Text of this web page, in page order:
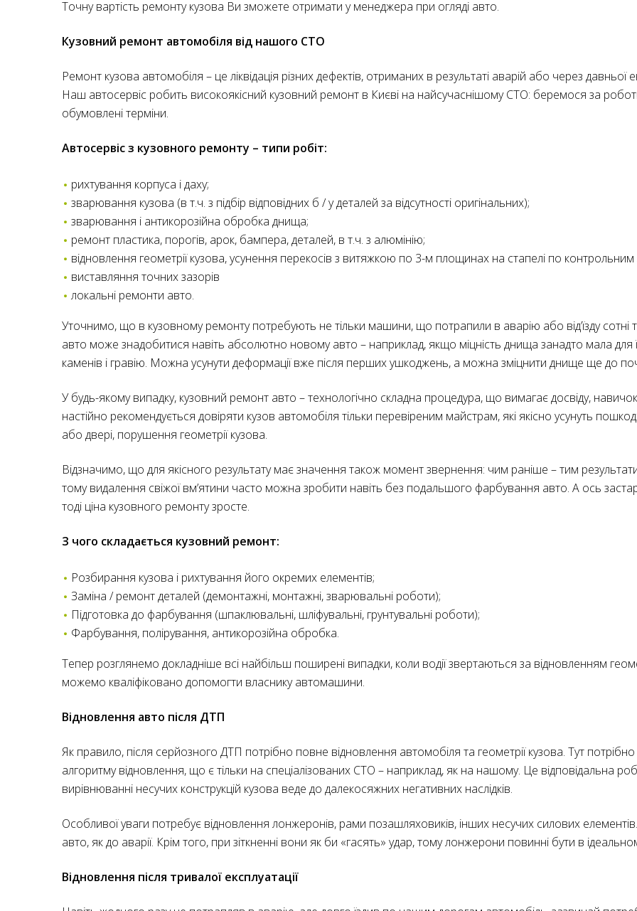
Точну вартість ремонту кузова Ви зможете отримати у менеджера при огляді авто.
Кузовний ремонт автомобіля від нашого СТО
Ремонт кузова автомобіля – це ліквідація різних дефектів, отриманих в результаті аварій або через давньої
Наш автосервіс робить високоякісний кузовний ремонт в Києві на найсучаснішому СТО: беремося за
обумовлені терміни.
Автосервіс з кузовного ремонту – типи робіт:
рихтування корпуса і даху;
зварювання кузова (в т.ч. з підбір відповідних б / у деталей за відсутності оригінальних);
зварювання і антикорозійна обробка днища;
ремонт пластика, порогів, арок, бампера, деталей, в т.ч. з алюмінію;
відновлення геометрії кузова, усунення перекосів з витяжкою по 3-м площинах на стапелі по
виставляння точних зазорів
локальні ремонти авто.
Уточнимо, що в кузовному ремонту потребують не тільки машини, що потрапили в аварію або від’їзду сотні
авто може знадобитися навіть абсолютно новому авто – наприклад, якщо міцність днища занадто мала для
каменів і гравію. Можна усунути деформації вже після перших ушкоджень, а можна зміцнити днище ще до
У будь-якому випадку, кузовний ремонт авто – технологічно складна процедура, що вимагає досвіду,
настійно рекомендується довіряти кузов автомобіля тільки перевіреним майстрам, які якісно усунуть
або двері, порушення геометрії кузова.
Відзначимо, що для якісного результату має значення також момент звернення: чим раніше – тим
тому видалення свіжої вм’ятини часто можна зробити навіть без подальшого фарбування авто. А ось
тоді ціна кузовного ремонту зросте.
З чого складається кузовний ремонт:
Розбирання кузова і рихтування його окремих елементів;
Заміна / ремонт деталей (демонтажні, монтажні, зварювальні роботи);
Підготовка до фарбування (шпаклювальні, шліфувальні, грунтувальні роботи);
Фарбування, полірування, антикорозійна обробка.
Тепер розглянемо докладніше всі найбільш поширені випадки, коли водії звертаються за відновленням
можемо кваліфіковано допомогти власнику автомашини.
Відновлення авто після ДТП
Як правило, після серйозного ДТП потрібно повне відновлення автомобіля та геометрії кузова. Тут
алгоритму відновлення, що є тільки на спеціалізованих СТО – наприклад, як на нашому. Це відповідальна
вирівнюванні несучих конструкцій кузова веде до далекосяжних негативних наслідків.
Особливої ​​уваги потребує відновлення лонжеронів, рами позашляховиків, інших несучих силових
авто, як до аварії. Крім того, при зіткненні вони як би «гасять» удар, тому лонжерони повинні бути в
Відновлення після тривалої експлуатації